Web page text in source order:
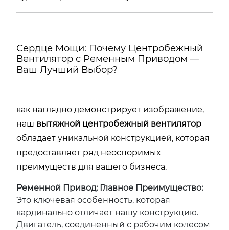
Сердце Мощи: Почему Центробежный
Вентилятор с Ременным Приводом —
Ваш Лучший Выбор?
как наглядно демонстрирует изображение,
наш вытяжной центробежный вентилятор
обладает уникальной конструкцией, которая
предоставляет ряд неоспоримых
преимуществ для вашего бизнеса.
Ременной Привод: Главное Преимущество:
Это ключевая особенность, которая
кардинально отличает нашу конструкцию.
Двигатель, соединенный с рабочим колесом